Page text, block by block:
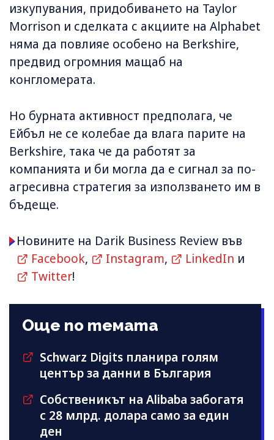
изкупувания, придобиването на Taylor
Morrison и сделката с акциите на Alphabet
няма да повлияе особено на Berkshire,
предвид огромния мащаб на
конгломерата.
Но бурната активност предполага, че
Ейбъл не се колебае да влага парите на
Berkshire, така че да работят за
компанията и би могла да е сигнал за по-
агресивна стратегия за използването им в
бъдеще.
Новините на Darik Business Review във
Facebook, Instagram, LinkedIn и
Twitter!
Още по темата
Schwarz Digits планира голям
център за данни в България
Собственикът на Alibaba забогатя
с 28 млрд. долара само за един
ден